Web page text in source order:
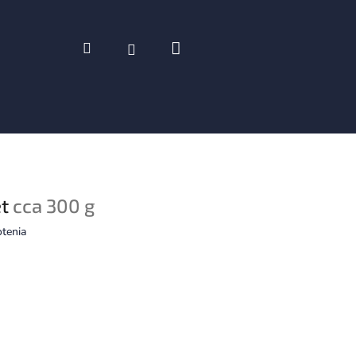
Hľadať Prihlásenie
cca 300 g